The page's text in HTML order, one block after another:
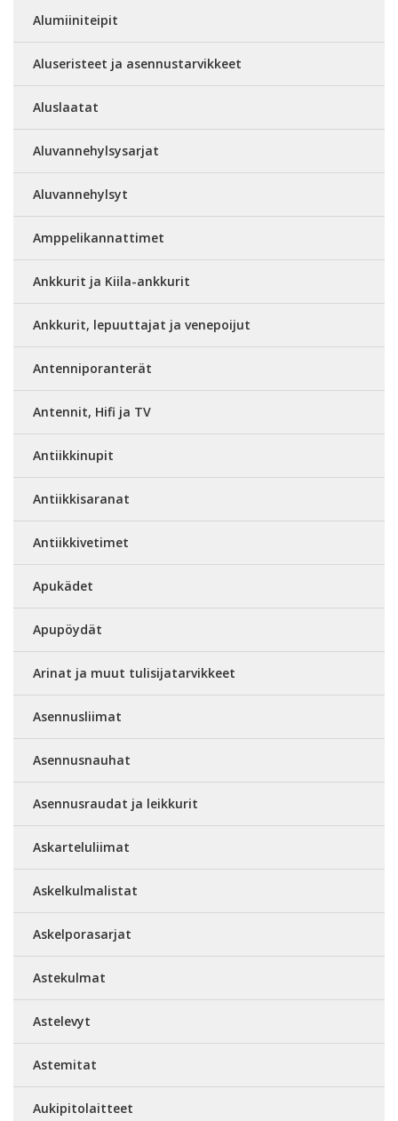
Alumiiniteipit
Aluseristeet ja asennustarvikkeet
Aluslaatat
Aluvannehylsysarjat
Aluvannehylsyt
Amppelikannattimet
Ankkurit ja Kiila-ankkurit
Ankkurit, lepuuttajat ja venepoijut
Antenniporanterät
Antennit, Hifi ja TV
Antiikkinupit
Antiikkisaranat
Antiikkivetimet
Apukädet
Apupöydät
Arinat ja muut tulisijatarvikkeet
Asennusliimat
Asennusnauhat
Asennusraudat ja leikkurit
Askarteluliimat
Askelkulmalistat
Askelporasarjat
Astekulmat
Astelevyt
Astemitat
Aukipitolaitteet